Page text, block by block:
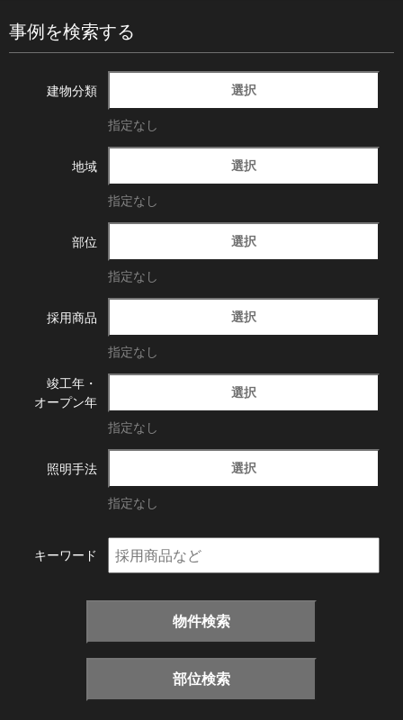
事例を検索する
建物分類 選択
指定なし
地域 選択
指定なし
部位 選択
指定なし
採用商品 選択
指定なし
竣工年・
オープン年
選択
指定なし
照明手法 選択
指定なし
キーワード
物件検索
部位検索